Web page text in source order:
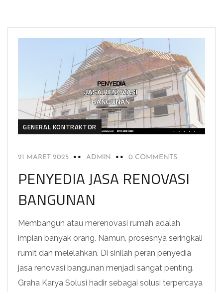
GENERAL KONTRAKTOR
21 MARET 2025 ADMIN 0 COMMENTS
PENYEDIA JASA RENOVASI
BANGUNAN
Membangun atau merenovasi rumah adalah
impian banyak orang. Namun, prosesnya seringkali
rumit dan melelahkan. Di sinilah peran penyedia
jasa renovasi bangunan menjadi sangat penting.
Graha Karya Solusi hadir sebagai solusi terpercaya